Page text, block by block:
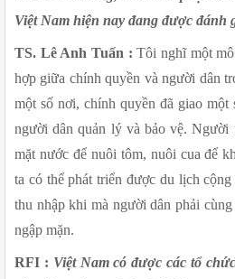
Việt Nam hiện nay đang được đánh
TS. Lê Anh Tuấn : Tôi nghĩ một
hợp giữa chính quyền và người dân
một số nơi, chính quyền đã giao một
người dân quản lý và bảo vệ. Người
mặt nước để nuôi tôm, nuôi cua để
ta có thể phát triển được du lịch
thu nhập khi mà người dân phải
ngập mặn.
RFI : Việt Nam có được các tổ